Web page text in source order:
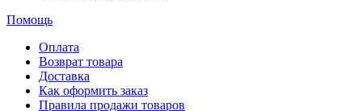
Помощь
Оплата
Возврат товара
Доставка
Как оформить заказ
Правила продажи товаров